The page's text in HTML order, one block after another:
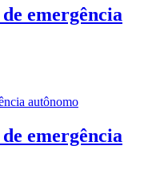
emergência
emergência